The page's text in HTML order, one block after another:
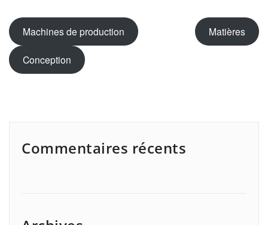
Machines de production Matières
Conception
Commentaires récents